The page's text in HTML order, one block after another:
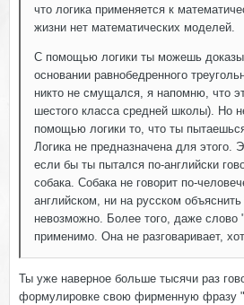
что логика применяется к
жизни нет математических моделей.
С помощью логики ты можешь
основании равнобедренного
никто не смущался, я напомню, что
шестого класса средней школы). Но
помощью логики то, что ты
Логика не предназначена для этого.
если бы ты пытался по-английски
собака. Собака не говорит по-
английском, ни на русском объяснить
невозможно. Более того, даже слово
применимо. Она не разговаривает,
Ты уже наверное больше тысячи раз
формулировке свою фирменную фразу